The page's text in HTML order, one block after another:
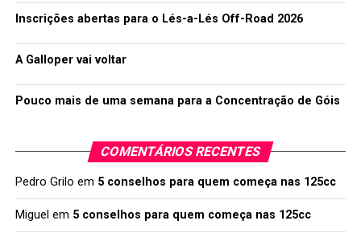
Inscrições abertas para o Lés-a-Lés Off-Road 2026
A Galloper vai voltar
Pouco mais de uma semana para a Concentração de Góis
COMENTÁRIOS RECENTES
Pedro Grilo em 5 conselhos para quem começa nas 125cc
Miguel em 5 conselhos para quem começa nas 125cc